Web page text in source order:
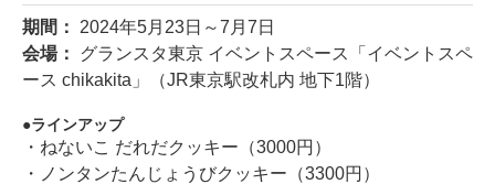
期間： 2024年5月23日～7月7日
会場： グランスタ東京 イベントスペース「イベントスペ
ース chikakita」（JR東京駅改札内 地下1階）
ラインアップ
・ねないこ だれだクッキー（3000円）
・ノンタンたんじょうびクッキー（3300円）